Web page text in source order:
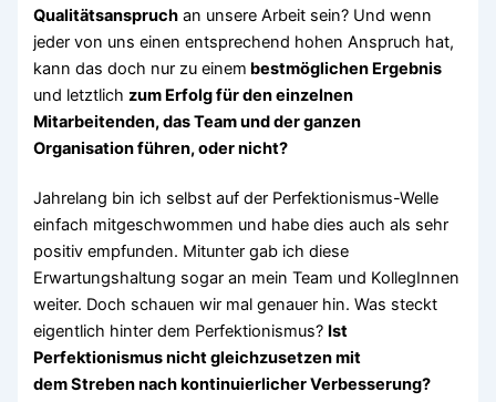
Qualitätsanspruch an unsere Arbeit sein? Und wenn
jeder von uns einen entsprechend hohen Anspruch hat,
kann das doch nur zu einem bestmöglichen Ergebnis
und letztlich zum Erfolg für den einzelnen
Mitarbeitenden, das Team und der ganzen
Organisation führen, oder nicht?
Jahrelang bin ich selbst auf der Perfektionismus-Welle
einfach mitgeschwommen und habe dies auch als sehr
positiv empfunden. Mitunter gab ich diese
Erwartungshaltung sogar an mein Team und KollegInnen
weiter. Doch schauen wir mal genauer hin. Was steckt
eigentlich hinter dem Perfektionismus? Ist
Perfektionismus nicht gleichzusetzen mit
dem Streben nach kontinuierlicher Verbesserung?